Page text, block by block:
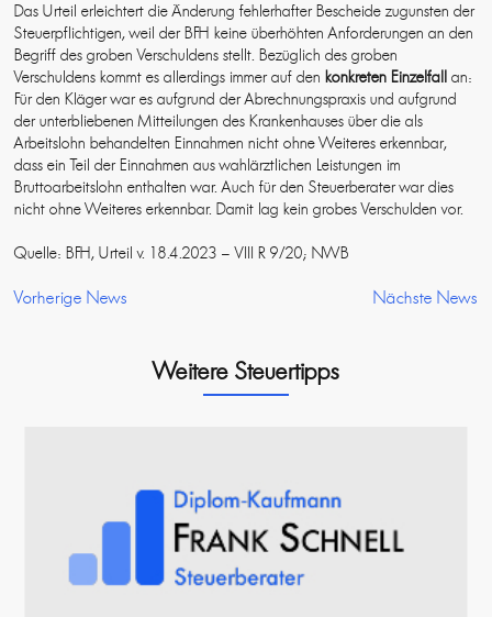
Das Urteil erleichtert die Änderung fehlerhafter Bescheide zugunsten der
Steuerpflichtigen, weil der BFH keine überhöhten Anforderungen an den
Begriff des groben Verschuldens stellt. Bezüglich des groben
Verschuldens kommt es allerdings immer auf den konkreten Einzelfall an:
Für den Kläger war es aufgrund der Abrechnungspraxis und aufgrund
der unterbliebenen Mitteilungen des Krankenhauses über die als
Arbeitslohn behandelten Einnahmen nicht ohne Weiteres erkennbar,
dass ein Teil der Einnahmen aus wahlärztlichen Leistungen im
Bruttoarbeitslohn enthalten war. Auch für den Steuerberater war dies
nicht ohne Weiteres erkennbar. Damit lag kein grobes Verschulden vor.
Quelle: BFH, Urteil v. 18.4.2023 – VIII R 9/20; NWB
Vorherige News Nächste News
Weitere Steuertipps